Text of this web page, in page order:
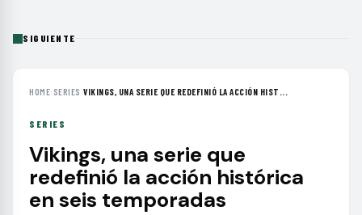
SIGUIENTE
HOME› SERIES ›VIKINGS, UNA SERIE QUE REDEFINIÓ LA ACCIÓN HIST...
SERIES
Vikings, una serie que
redefinió la acción histórica
en seis temporadas